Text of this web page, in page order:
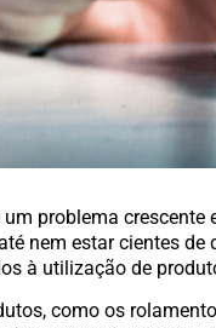
problema crescente
nem estar cientes de
à utilização de
como os